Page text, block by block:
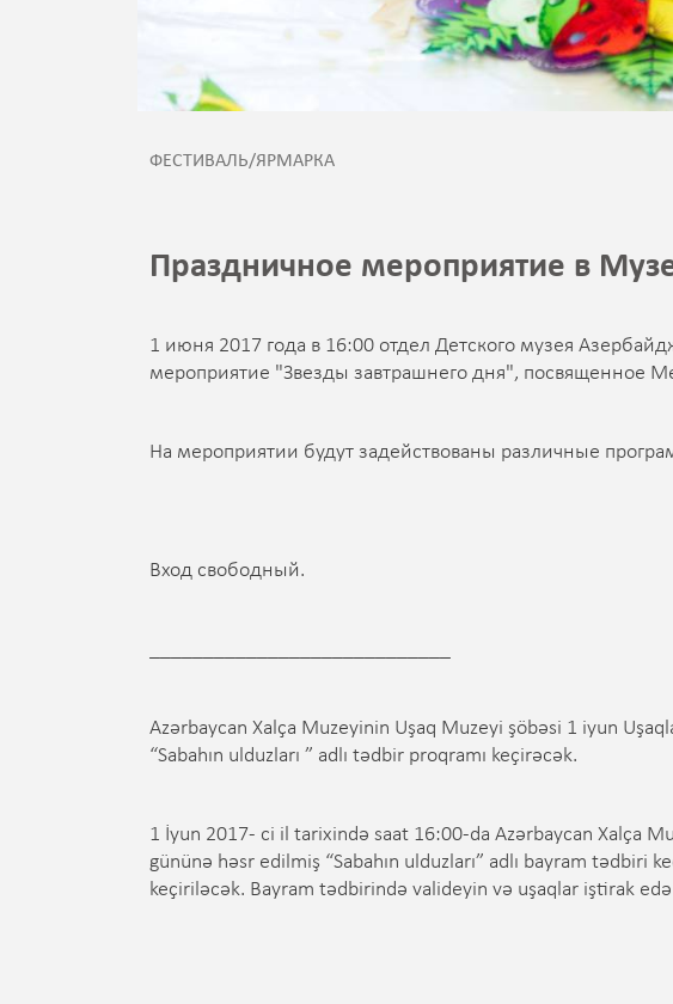
ФЕСТИВАЛЬ/ЯРМАРКА
Праздничное мероприятие в
1 июня 2017 года в 16:00 отдел Детского музея
мероприятие "Звезды завтрашнего дня", посвященное
На мероприятии будут задействованы различные
Вход свободный.
Azərbaycan Xalça Muzeyinin Uşaq Muzeyi şöbəsi 1 iyun
“Sabahın ulduzları ” adlı tədbir proqramı keçirəcək.
1 İyun 2017- ci il tarixində saat 16:00-da Azərbaycan Xalça
gününə həsr edilmiş “Sabahın ulduzları” adlı bayram
keçiriləcək. Bayram tədbirində valideyin və uşaqlar iştirak